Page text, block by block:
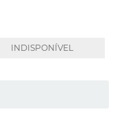
INDISPONÍVEL